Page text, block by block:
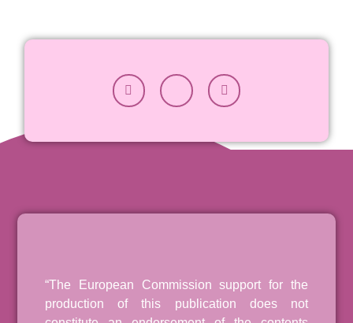
“The European Commission support for the
production of this publication does not